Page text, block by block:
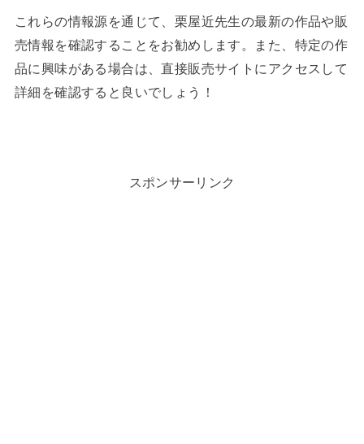
これらの情報源を通じて、栗屋近先生の最新の作品や販
売情報を確認することをお勧めします。また、特定の作
品に興味がある場合は、直接販売サイトにアクセスして
詳細を確認すると良いでしょう​！
スポンサーリンク